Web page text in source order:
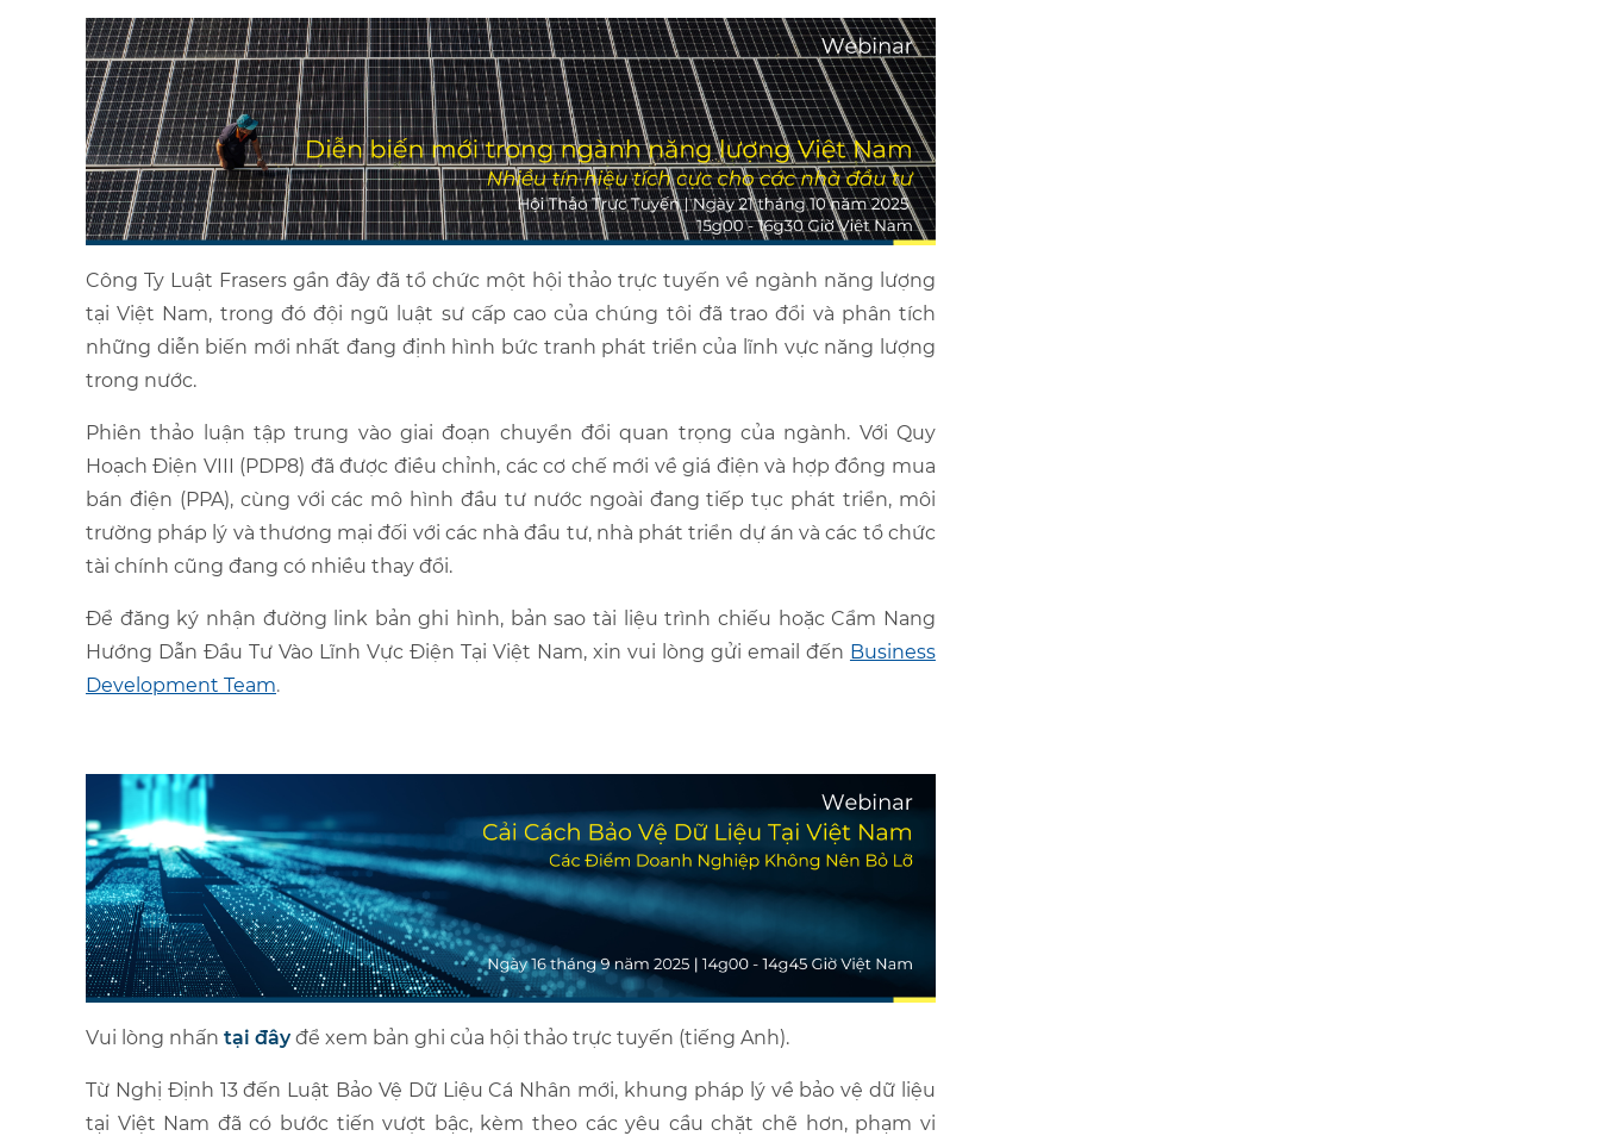
Công Ty Luật Frasers gần đây đã tổ chức một hội thảo trực tuyến về ngành năng lượng
tại Việt Nam, trong đó đội ngũ luật sư cấp cao của chúng tôi đã trao đổi và phân tích
những diễn biến mới nhất đang định hình bức tranh phát triển của lĩnh vực năng lượng
trong nước.
Phiên thảo luận tập trung vào giai đoạn chuyển đổi quan trọng của ngành. Với Quy
Hoạch Điện VIII (PDP8) đã được điều chỉnh, các cơ chế mới về giá điện và hợp đồng mua
bán điện (PPA), cùng với các mô hình đầu tư nước ngoài đang tiếp tục phát triển, môi
trường pháp lý và thương mại đối với các nhà đầu tư, nhà phát triển dự án và các tổ chức
tài chính cũng đang có nhiều thay đổi.
Để đăng ký nhận đường link bản ghi hình, bản sao tài liệu trình chiếu hoặc Cẩm Nang
Hướng Dẫn Đầu Tư Vào Lĩnh Vực Điện Tại Việt Nam, xin vui lòng gửi email đến Business
Development Team.
Vui lòng nhấn tại đây để xem bản ghi của hội thảo trực tuyến (tiếng Anh).
Từ Nghị Định 13 đến Luật Bảo Vệ Dữ Liệu Cá Nhân mới, khung pháp lý về bảo vệ dữ liệu
tại Việt Nam đã có bước tiến vượt bậc, kèm theo các yêu cầu chặt chẽ hơn, phạm vi